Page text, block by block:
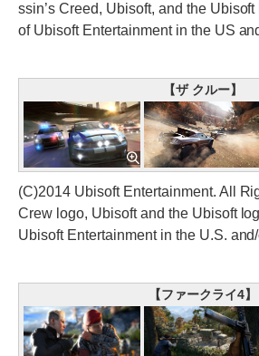
ssin’s Creed, Ubisoft, and the
of Ubisoft Entertainment in the US
【ザ クルー】
(C)2014 Ubisoft Entertainment. All
Crew logo, Ubisoft and the Ubisoft
Ubisoft Entertainment in the U.S.
【ファークライ4】